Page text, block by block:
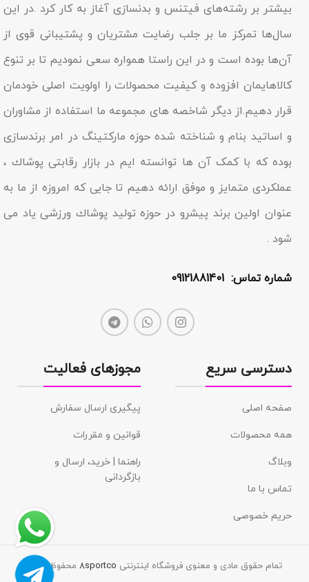
بیشتر بر رشته‌های فیتنس و بدنسازی آغاز به کار کرد .در این
سال‌ها تمرکز ما بر جلب رضایت مشتریان و پشتیبانی قوی از
آن‌ها بوده است و در این راستا همواره سعی نمودیم تا بر تنوع
کالاهایمان افزوده و کیفیت محصولات را اولویت اصلی خودمان
قرار دهیم.از دیگر شاخصه هاى مجموعه ما استفاده از مشاوران
و اساتید بنام و شناخته شده حوزه مارکتینگ در امر برندسازى
بوده که با کمک آن ها توانسته ایم در بازار رقابتى پوشاك ،
عملکردى متمایز و موفق ارائه دهیم تا جایى که امروزه از ما به
عنوان اولین برند پیشرو در حوزه تولید پوشاك ورزشی یاد مى
شود .
شماره تماس: 09121881401
دسترسی سریع
صفحه اصلی
همه محصولات
وبلاگ
تماس با ما
حریم خصوصی
مجوزهای فعالیت
پیگیری ارسال سفارش
قوانین و مقررات
راهنما | خرید، ارسال و
بازگردانی
تمام حقوق مادی و معنوی فروشگاه اینترنتی 8sportcoمحفوظ است.